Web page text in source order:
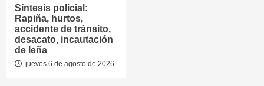
Síntesis policial:
Rapiña, hurtos,
accidente de tránsito,
desacato, incautación
de leña
jueves 6 de agosto de 2026